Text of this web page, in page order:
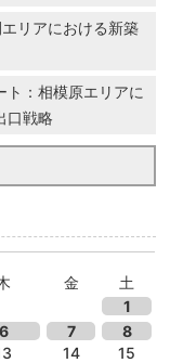
リアにおける新築
ト：相模原エリアに
口戦略
金
土
1
6 7
8
14
15